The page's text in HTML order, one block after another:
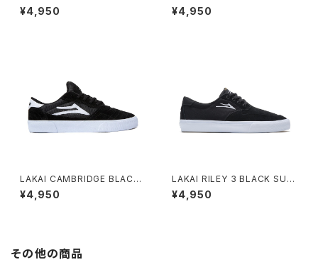
TE SUEDE
¥4,950
K SUEDE
¥4,950
LAKAI CAMBRIDGE BLACK/
WHITE SUEDE
¥4,950
LAKAI RILEY 3 BLACK SUE
DE
¥4,950
その他の商品